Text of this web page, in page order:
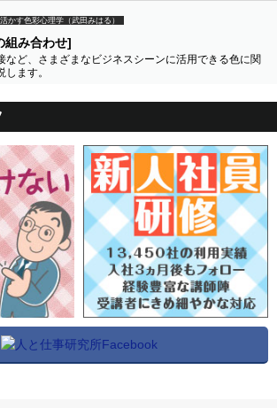
かす色彩心理学（武田みはる）
組み合わせ]
など、さまざまなビジネスシーンに活用できる色に関
ます。